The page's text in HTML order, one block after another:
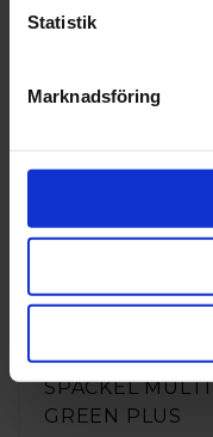
Statistik
Marknadsföring
CARSYSTEM 1kg
154 kr
CarSystem
SPACKEL MULTI
GREEN PLUS